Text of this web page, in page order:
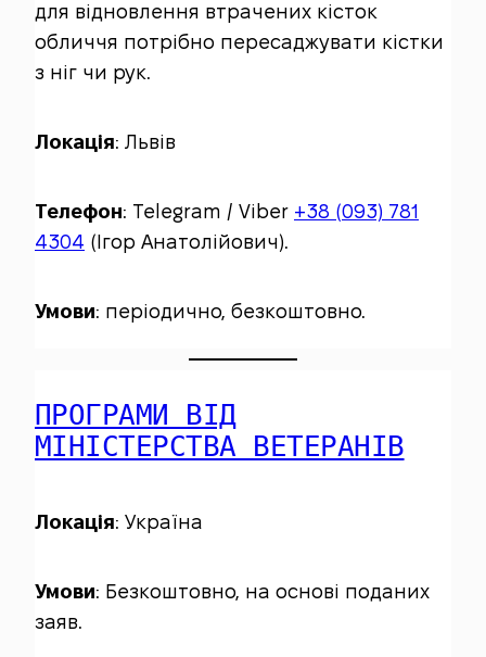
для відновлення втрачених кісток
обличчя потрібно пересаджувати кістки
з ніг чи рук.
Локація: Львів
Телефон: Telegram / Viber +38 (093) 781
4304 (Ігор Анатолійович).
Умови: періодично, безкоштовно.
ПРОГРАМИ ВІД
МІНІСТЕРСТВА ВЕТЕРАНІВ
Локація: Україна
Умови: Безкоштовно, на основі поданих
заяв.